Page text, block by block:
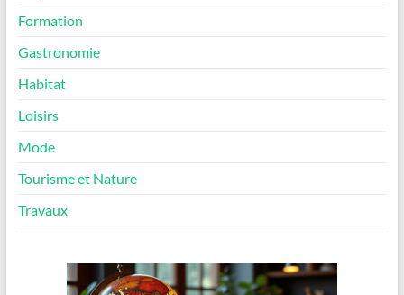
Formation
Gastronomie
Habitat
Loisirs
Mode
Tourisme et Nature
Travaux